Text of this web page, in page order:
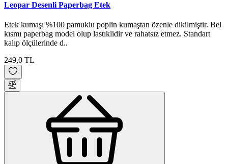
Leopar Desenli Paperbag Etek
Etek kumaşı %100 pamuklu poplin kumaştan özenle dikilmiştir. Bel
kısmı paperbag model olup lastıklidir ve rahatsız etmez. Standart
kalıp ölçülerinde d..
249,0 TL